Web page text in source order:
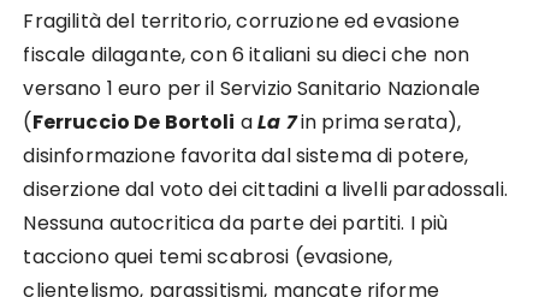
Fragilità del territorio, corruzione ed evasione
fiscale dilagante, con 6 italiani su dieci che non
versano 1 euro per il Servizio Sanitario Nazionale
(Ferruccio De Bortoli aLa 7in prima serata),
disinformazione favorita dal sistema di potere,
diserzione dal voto dei cittadini a livelli paradossali.
Nessuna autocritica da parte dei partiti. I più
tacciono quei temi scabrosi (evasione,
clientelismo, parassitismi, mancate riforme